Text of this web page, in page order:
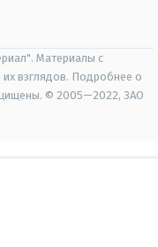
Материалы с
взглядов. Подробнее о
© 2005—2022, ЗАО